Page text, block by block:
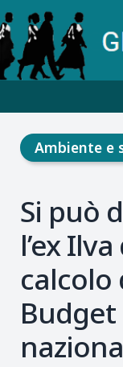
Ambiente e
Si può
l’ex
calcolo